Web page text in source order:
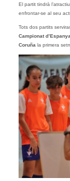
El partit tindrà
enfrontar-se al seu
Tots dos partits
Campionat
Coruñala primera